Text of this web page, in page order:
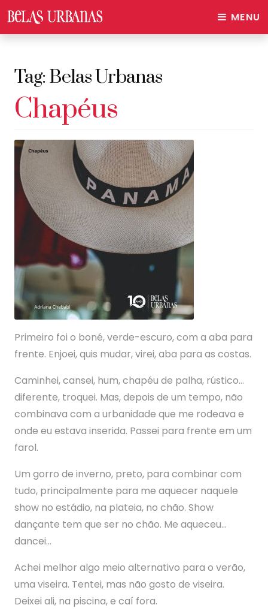
MENU
Tag:Belas Urbanas
Chapéus
Primeiro foi o boné, verde-escuro, com a aba para
frente. Enjoei, quis mudar, virei, aba para as costas.
Caminhei, cansei, hum, chapéu de palha, rústico…
diferente, troquei. Mas, depois de um tempo, não
combinava com a urbanidade que me rodeava e
onde eu estava inserida. Passei para frente em um
farol.
Um gorro de inverno, preto, para combinar com
tudo, principalmente para me aquecer naquele
show no estádio, na plateia, no chão. Show
dançante tem que ser no chão. Me aqueceu…
dancei…
Achei melhor algo meio alternativo para o verão,
uma viseira. Tentei, mas não gosto de viseira.
Deixei ali, na piscina, e caí fora.